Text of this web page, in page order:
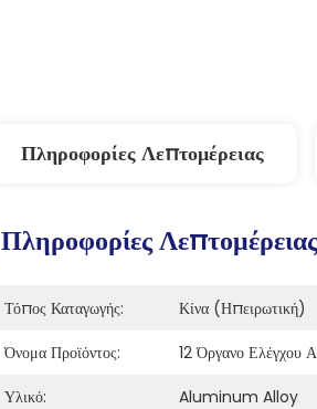
Πληροφορίες Λεπτομέρειας
Πληροφορίες Λεπτομέρειας
Τόπος Καταγωγής: Κίνα (Ηπειρωτική)
Όνομα Προϊόντος:
12 Όργανο Ελέγχου
Υλικό:
Aluminum Alloy